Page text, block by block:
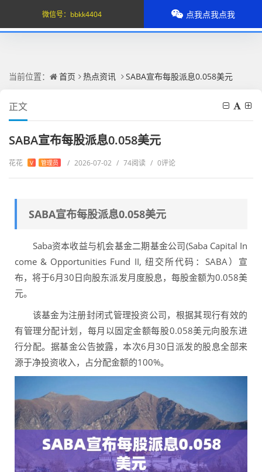
当前位置： 首页 热点资讯 SABA宣布每股派息0.058美元
正文
SABA宣布每股派息0.058美元
花花 V 管理员 / 2026-07-02 / 74阅读 / 0评论
SABA宣布每股派息0.058美元
Saba资本收益与机会基金二期基金公司(Saba Capital In
come & Opportunities Fund II, 纽交所代码：SABA）宣
布，将于6月30日向股东派发月度股息，每股金额为0.058美
元。
该基金为注册封闭式管理投资公司，根据其现行有效的
有管理分配计划，每月以固定金额每股0.058美元向股东进
行分配。据基金公告披露，本次6月30日派发的股息全部来
源于净投资收入，占分配金额的100%。
微信号： bbkk4404 点我点我点我